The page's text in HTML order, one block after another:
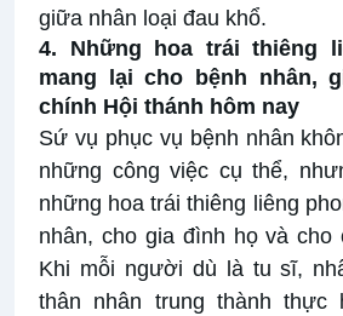
giữa nhân loại đau khổ.
4. Những hoa trái thiêng
mang lại cho bệnh nhân,
chính Hội thánh hôm nay
Sứ vụ phục vụ bệnh nhân
những công việc cụ thể,
những hoa trái thiêng liêng
nhân, cho gia đình họ và cho
Khi mỗi người dù là tu sĩ,
thân nhân trung thành thực